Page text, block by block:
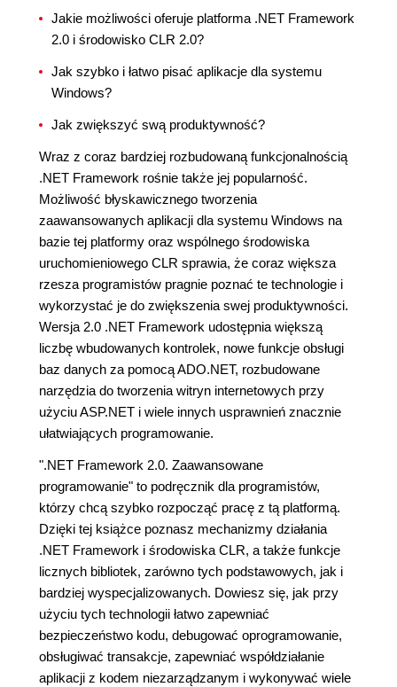
Jakie możliwości oferuje platforma .NET Framework
2.0 i środowisko CLR 2.0?
Jak szybko i łatwo pisać aplikacje dla systemu
Windows?
Jak zwiększyć swą produktywność?
Wraz z coraz bardziej rozbudowaną funkcjonalnością
.NET Framework rośnie także jej popularność.
Możliwość błyskawicznego tworzenia
zaawansowanych aplikacji dla systemu Windows na
bazie tej platformy oraz wspólnego środowiska
uruchomieniowego CLR sprawia, że coraz większa
rzesza programistów pragnie poznać te technologie i
wykorzystać je do zwiększenia swej produktywności.
Wersja 2.0 .NET Framework udostępnia większą
liczbę wbudowanych kontrolek, nowe funkcje obsługi
baz danych za pomocą ADO.NET, rozbudowane
narzędzia do tworzenia witryn internetowych przy
użyciu ASP.NET i wiele innych usprawnień znacznie
ułatwiających programowanie.
".NET Framework 2.0. Zaawansowane
programowanie" to podręcznik dla programistów,
którzy chcą szybko rozpocząć pracę z tą platformą.
Dzięki tej książce poznasz mechanizmy działania
.NET Framework i środowiska CLR, a także funkcje
licznych bibliotek, zarówno tych podstawowych, jak i
bardziej wyspecjalizowanych. Dowiesz się, jak przy
użyciu tych technologii łatwo zapewniać
bezpieczeństwo kodu, debugować oprogramowanie,
obsługiwać transakcje, zapewniać współdziałanie
aplikacji z kodem niezarządzanym i wykonywać wiele